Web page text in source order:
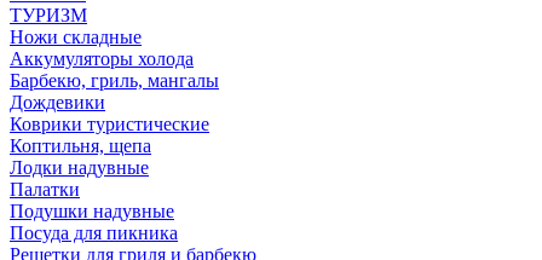
ТУРИЗМ
Ножи складные
Аккумуляторы холода
Барбекю, гриль, мангалы
Дождевики
Коврики туристические
Коптильня, щепа
Лодки надувные
Палатки
Подушки надувные
Посуда для пикника
Решетки для гриля и барбекю